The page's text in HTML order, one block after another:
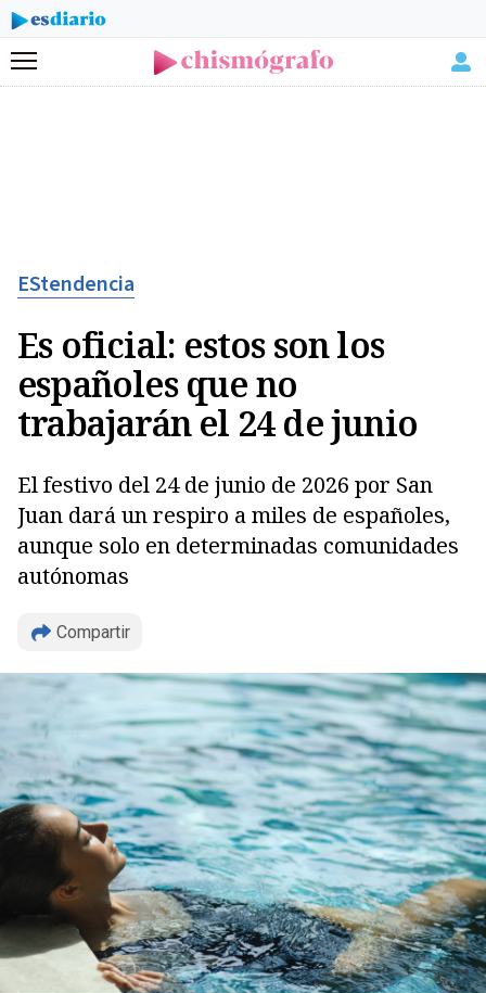
Menú
EStendencia
Es oficial: estos son los
españoles que no
trabajarán el 24 de junio
El festivo del 24 de junio de 2026 por San
Juan dará un respiro a miles de españoles,
aunque solo en determinadas comunidades
autónomas
Compartir
Copiar